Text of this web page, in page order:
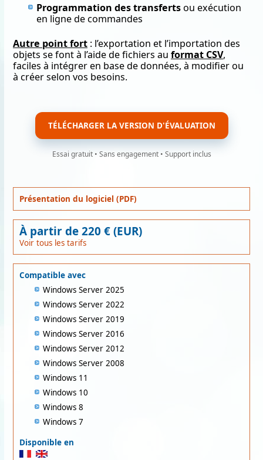
Programmation des transferts ou exécution
en ligne de commandes
Autre point fort : l’exportation et l’importation des
objets se font à l’aide de fichiers au format CSV,
faciles à intégrer en base de données, à modifier ou
à créer selon vos besoins.
TÉLÉCHARGER LA VERSION D'ÉVALUATION
Essai gratuit • Sans engagement • Support inclus
Présentation du logiciel (PDF)
À partir de 220 € (EUR)
Voir tous les tarifs
Compatible avec
Windows Server 2025
Windows Server 2022
Windows Server 2019
Windows Server 2016
Windows Server 2012
Windows Server 2008
Windows 11
Windows 10
Windows 8
Windows 7
Disponible en